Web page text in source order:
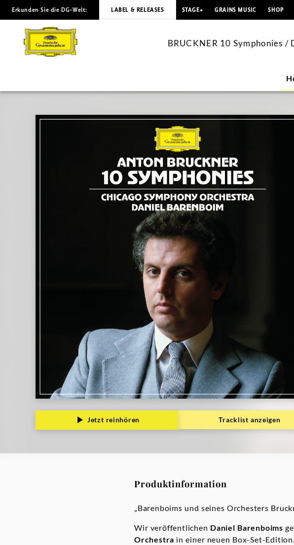
BRUCKNER
/
Daniel
Erkunden Sie die DG-Welt: LABEL & RELEASES STAGE+ GRAINS MUSIC SHOP
BRUCKNER 10 Symphonies
Jetzt reinhören Tracklist anzeigen
Produktinformation
„Barenboims und seines Orchesters
Wir veröffentlichen Daniel Barenboims
Orchestra in einer neuen Box-Set-